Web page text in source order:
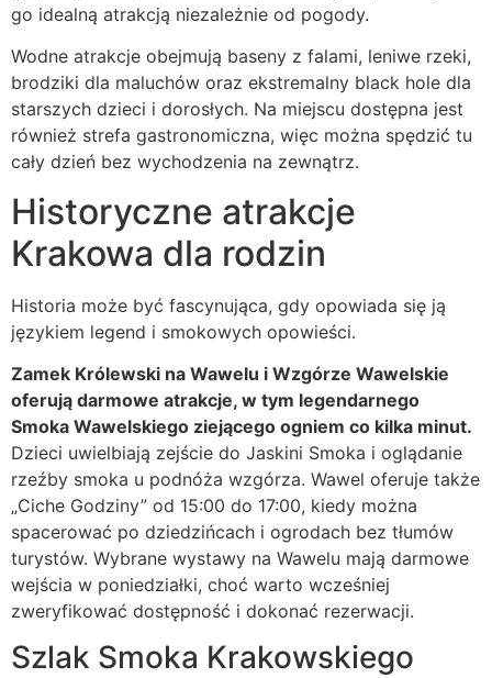
go idealną atrakcją niezależnie od pogody.
Wodne atrakcje obejmują baseny z falami, leniwe rzeki,
brodziki dla maluchów oraz ekstremalny black hole dla
starszych dzieci i dorosłych. Na miejscu dostępna jest
również strefa gastronomiczna, więc można spędzić tu
cały dzień bez wychodzenia na zewnątrz.
Historyczne atrakcje
Krakowa dla rodzin
Historia może być fascynująca, gdy opowiada się ją
językiem legend i smokowych opowieści.
Zamek Królewski na Wawelu i Wzgórze Wawelskie
oferują darmowe atrakcje, w tym legendarnego
Smoka Wawelskiego ziejącego ogniem co kilka minut.
Dzieci uwielbiają zejście do Jaskini Smoka i oglądanie
rzeźby smoka u podnóża wzgórza. Wawel oferuje także
„Ciche Godziny” od 15:00 do 17:00, kiedy można
spacerować po dziedzińcach i ogrodach bez tłumów
turystów. Wybrane wystawy na Wawelu mają darmowe
wejścia w poniedziałki, choć warto wcześniej
zweryfikować dostępność i dokonać rezerwacji.
Szlak Smoka Krakowskiego